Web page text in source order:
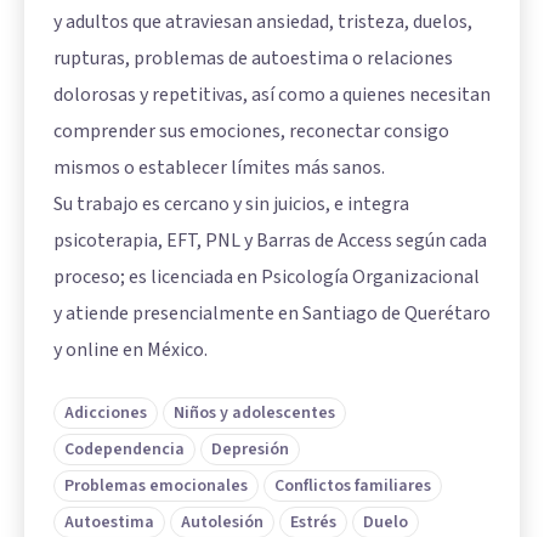
y adultos que atraviesan ansiedad, tristeza, duelos,
rupturas, problemas de autoestima o relaciones
dolorosas y repetitivas, así como a quienes necesitan
comprender sus emociones, reconectar consigo
mismos o establecer límites más sanos.
Su trabajo es cercano y sin juicios, e integra
psicoterapia, EFT, PNL y Barras de Access según cada
proceso; es licenciada en Psicología Organizacional
y atiende presencialmente en Santiago de Querétaro
y online en México.
Adicciones
Niños y adolescentes
Codependencia
Depresión
Problemas emocionales
Conflictos familiares
Autoestima
Autolesión Estrés Duelo